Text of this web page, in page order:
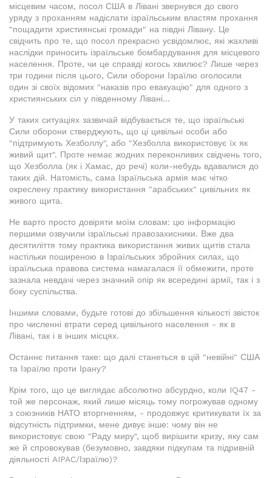
місцевим часом, посол США в Лівані звернувся до свого
уряду з проханням надіслати ізраїльським властям прохання
"пощадити християнські громади" на півдні Лівану. Це
свідчить про те, що посол прекрасно усвідомлює, які жахливі
наслідки приносить ізраїльське бомбардування для місцевого
населення. Проте, чи це справді когось хвилює? Лише через
три години після цього, Сили оборони Ізраїлю оголосили
один зі своїх відомих "наказів про евакуацію" для одного з
християнських сіл у південному Лівані...
У таких ситуаціях зазвичай відбувається те, що ізраїльські
Сили оборони стверджують, що ці цивільні особи або
"підтримують Хезболлу", або "Хезболла використовує їх як
живий щит". Проте немає жодних переконливих свідчень того,
що Хезболла (як і Хамас, до речі) коли-небудь вдавалися до
таких дій. Натомість, сама Ізраїльська армія має чітко
окреслену практику використання "арабських" цивільних як
живого щита.
Не варто просто довіряти моїм словам: цю інформацію
першими озвучили ізраїльські правозахисники. Вже два
десятиліття тому практика використання живих щитів стала
настільки поширеною в Ізраїльських збройних силах, що
ізраїльська правова система намагалася її обмежити, проте
зазнала невдачі через значний опір як всередині армії, так і з
боку суспільства.
Іншими словами, будьте готові до збільшення кількості звісток
про численні втрати серед цивільного населення - як в
Лівані, так і в інших місцях.
Останнє питання таке: що далі станеться в цій "невійні" США
та Ізраїлю проти Ірану?
Крім того, що це виглядає абсолютно абсурдно, коли IQ47 -
той же персонаж, який лише місяць тому погрожував одному
з союзників НАТО вторгненням, - продовжує критикувати їх за
відсутність підтримки, мене дивує інше: чому він не
використовує свою "Раду миру", щоб вирішити кризу, яку сам
же й спровокував (безумовно, завдяки підкупам та підривній
діяльності AIPAC/Ізраїлю)?